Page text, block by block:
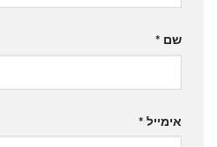
שם *
אימייל *